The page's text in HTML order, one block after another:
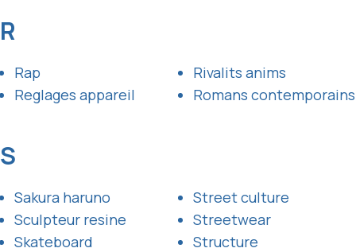
R
Rap
Reglages appareil
Rivalits anims
Romans contemporains
S
Sakura haruno
Sculpteur resine
Skateboard
Street culture
Streetwear
Structure